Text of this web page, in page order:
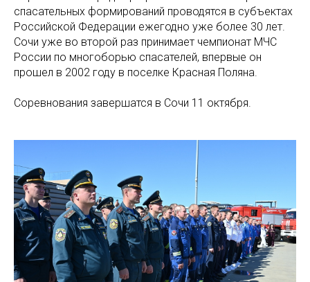
спасательных формирований проводятся в субъектах
Российской Федерации ежегодно уже более 30 лет.
Сочи уже во второй раз принимает чемпионат МЧС
России по многоборью спасателей, впервые он
прошел в 2002 году в поселке Красная Поляна.
Соревнования завершатся в Сочи 11 октября.